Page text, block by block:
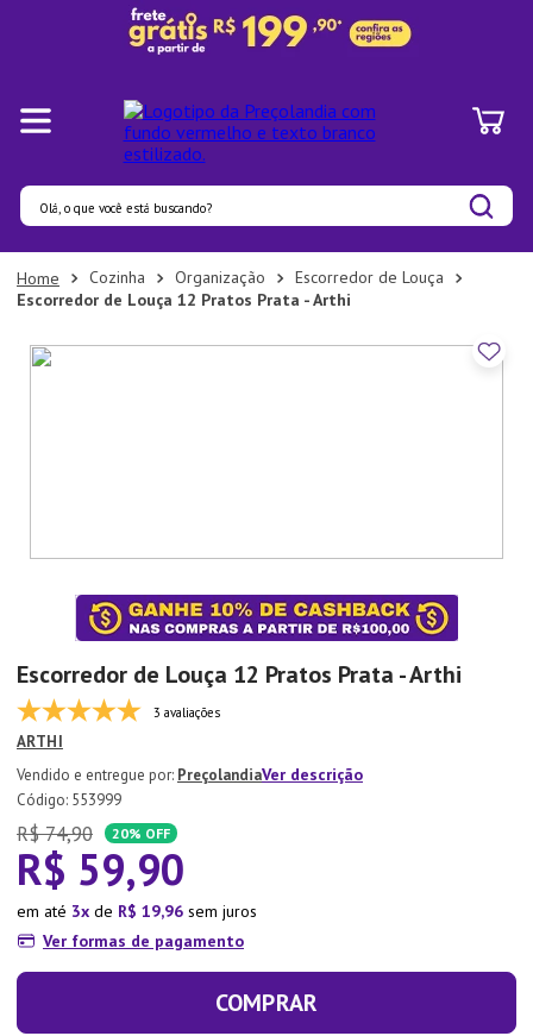
Olá, o que você está buscando?
Cozinha Organização
Escorredor de Louça
Escorredor de Louça 12 Pratos Prata - Arthi
Escorredor de Louça 12 Pratos Prata - Arthi
3 avaliações
ARTHI
PreçolandiaVer descrição
: 553999
R$ 74,90 20% OFF
R$ 59,90
em até 3 de R$ 19,96 sem juros
Ver formas de pagamento
COMPRAR
Termos mais buscados
1º
Pratos
2º
Panelas
7º
Xicara
Tapete
Aparelho Jantar
10º Lixeira